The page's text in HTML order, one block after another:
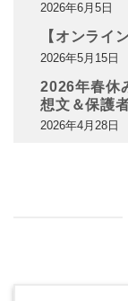
2026年6月5日
【オンライ
2026年5月15日
2026年春休
想文＆保護
2026年4月28日